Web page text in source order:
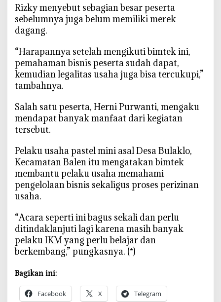
i
t
h
i
r
d
i
n
g
‎Rizky menyebut sebagian besar peserta
sebelumnya juga belum memiliki merek
dagang.
‎“Harapannya setelah mengikuti bimtek ini,
pemahaman bisnis peserta sudah dapat,
kemudian legalitas usaha juga bisa tercukupi,”
tambahnya.
‎Salah satu peserta, Herni Purwanti, mengaku
mendapat banyak manfaat dari kegiatan
tersebut.
‎Pelaku usaha pastel mini asal Desa Bulaklo,
Kecamatan Balen itu mengatakan bimtek
membantu pelaku usaha memahami
pengelolaan bisnis sekaligus proses perizinan
usaha.
‎“Acara seperti ini bagus sekali dan perlu
ditindaklanjuti lagi karena masih banyak
pelaku IKM yang perlu belajar dan
berkembang,” pungkasnya. (*)
Bagikan ini:
Facebook X Telegram